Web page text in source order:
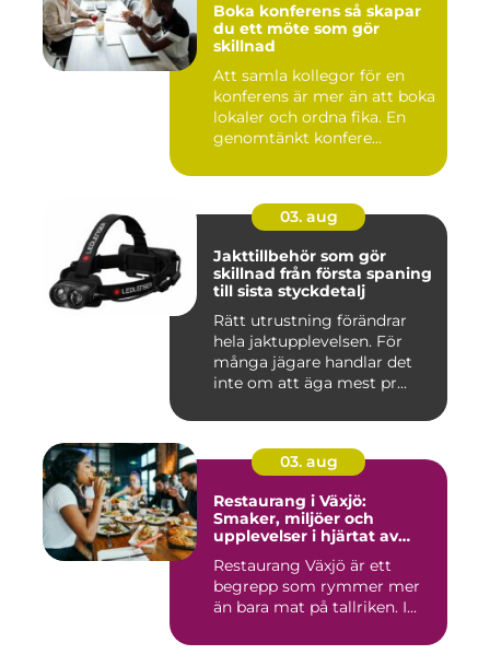
Boka konferens så skapar
du ett möte som gör
skillnad
Att samla kollegor för en
konferens är mer än att boka
lokaler och ordna fika. En
genomtänkt konfere...
03. aug
Jakttillbehör som gör
skillnad från första spaning
till sista styckdetalj
Rätt utrustning förändrar
hela jaktupplevelsen. För
många jägare handlar det
inte om att äga mest pr...
03. aug
Restaurang i Växjö:
Smaker, miljöer och
upplevelser i hjärtat av
Restaurang Växjö är ett
begrepp som rymmer mer
än bara mat på tallriken. I...